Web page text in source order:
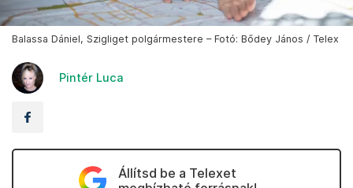
Balassa Dániel, Szigliget polgármestere – Fotó: Bődey János / Telex
Pintér Luca
Állítsd be a Telexet